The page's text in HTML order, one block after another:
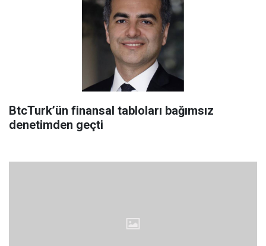
BtcTurk’ün finansal tabloları bağımsız
denetimden geçti